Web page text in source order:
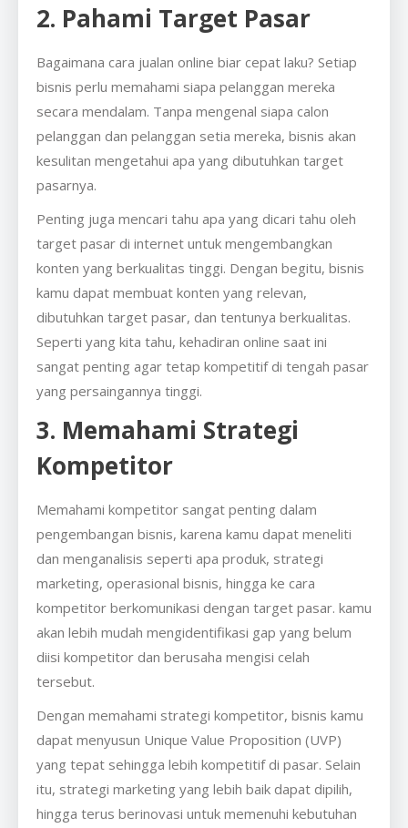
2. Pahami Target Pasar
Bagaimana cara jualan online biar cepat laku? Setiap
bisnis perlu memahami siapa pelanggan mereka
secara mendalam. Tanpa mengenal siapa calon
pelanggan dan pelanggan setia mereka, bisnis akan
kesulitan mengetahui apa yang dibutuhkan target
pasarnya.
Penting juga mencari tahu apa yang dicari tahu oleh
target pasar di internet untuk mengembangkan
konten yang berkualitas tinggi. Dengan begitu, bisnis
kamu dapat membuat konten yang relevan,
dibutuhkan target pasar, dan tentunya berkualitas.
Seperti yang kita tahu, kehadiran online saat ini
sangat penting agar tetap kompetitif di tengah pasar
yang persaingannya tinggi.
3. Memahami Strategi
Kompetitor
Memahami kompetitor sangat penting dalam
pengembangan bisnis, karena kamu dapat meneliti
dan menganalisis seperti apa produk, strategi
marketing, operasional bisnis, hingga ke cara
kompetitor berkomunikasi dengan target pasar. kamu
akan lebih mudah mengidentifikasi gap yang belum
diisi kompetitor dan berusaha mengisi celah
tersebut.
Dengan memahami strategi kompetitor, bisnis kamu
dapat menyusun Unique Value Proposition (UVP)
yang tepat sehingga lebih kompetitif di pasar. Selain
itu, strategi marketing yang lebih baik dapat dipilih,
hingga terus berinovasi untuk memenuhi kebutuhan